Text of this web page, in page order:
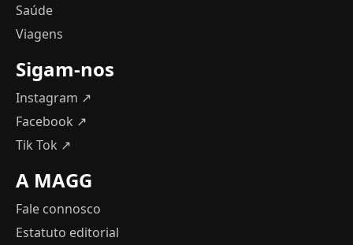
Saúde
Viagens
Sigam-nos
Instagram ↗
Facebook ↗
Tik Tok ↗
A MAGG
Fale connosco
Estatuto editorial